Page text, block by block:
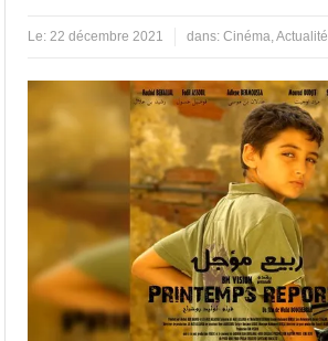
Le:22 décembre 2021 dans:Cinéma,Actualité